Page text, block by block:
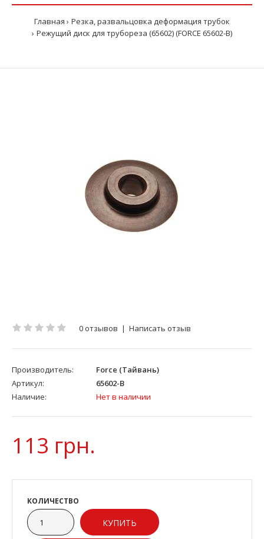
Главная
Резка, развальцовка деформация трубок
Режущий диск для трубореза (65602) (FORCE 65602-B)
0 отзывов | Написать отзыв
Производитель:
Force (Тайвань)
Артикул:
65602-B
Наличие:
Нет в наличии
113 грн.
КОЛИЧЕСТВО